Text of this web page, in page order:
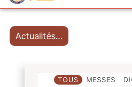
Actualités…
TOUS MESSES